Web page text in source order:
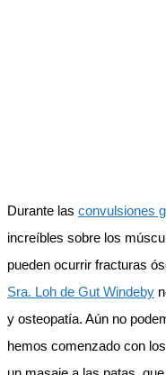
Durante las convulsiones
increíbles sobre los
pueden ocurrir fracturas
Sra. Loh de Gut Windeby
y osteopatía. Aún no
hemos comenzado con